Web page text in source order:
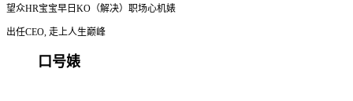
望众HR宝宝早日KO（解决）职场心机婊
出任CEO, 走上人生巅峰
口号婊